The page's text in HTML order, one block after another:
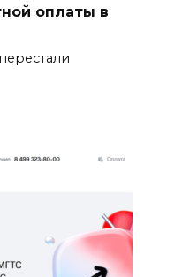
оплаты в